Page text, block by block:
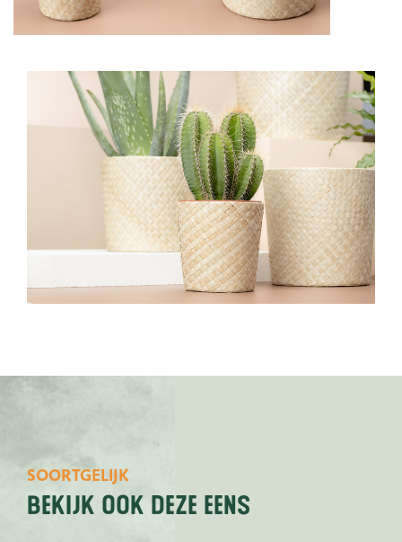
SOORTGELIJK
bekijk ook deze eens